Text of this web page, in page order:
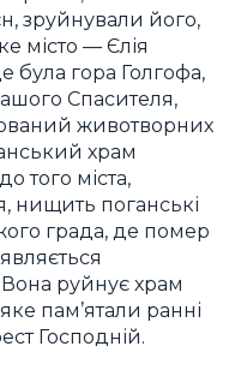
зруйнували його,
місто — Єлія
була гора Голгофа,
Спасителя,
животворних
храм
того міста,
нищить поганські
града, де помер
руйнує храм
пам’ятали ранні
Господній.